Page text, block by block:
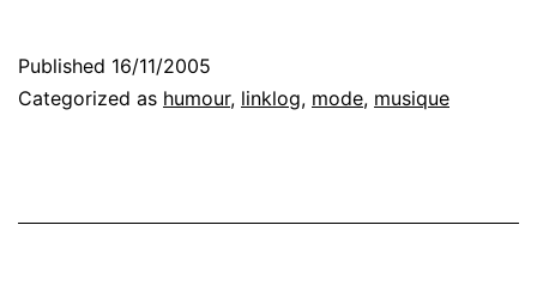
Published 16/11/2005
Categorized as humour, linklog, mode, musique